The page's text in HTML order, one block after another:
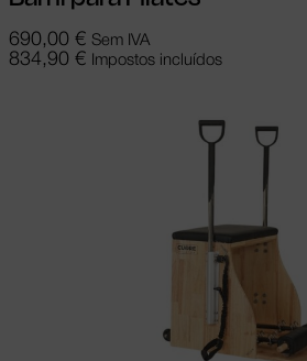
690,00 € Sem IVA
834,90 € Impostos incluídos